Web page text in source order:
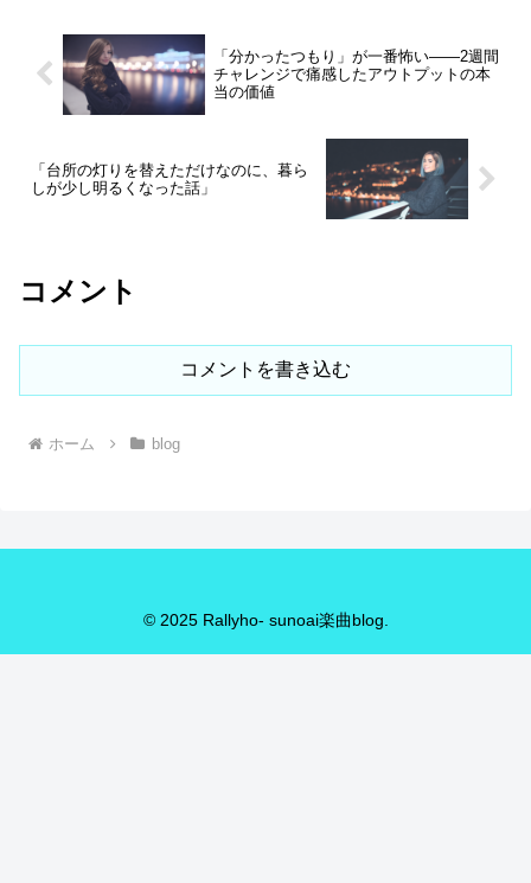
「分かったつもり」が一番怖い――2週間
チャレンジで痛感したアウトプットの本
当の価値
「台所の灯りを替えただけなのに、暮ら
しが少し明るくなった話」
コメント
コメントを書き込む
ホーム blog
© 2025 Rallyho- sunoai楽曲blog.